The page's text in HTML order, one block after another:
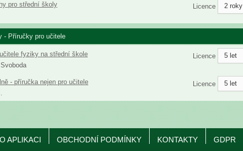
pro střední školy
Licence 2 roky
- Příručky pro učitele
fyziky na střední škole
Licence 5 let
- příručka nejen pro učitele
Licence 5 let
O APLIKACI OBCHODNÍ PODMÍNKY KONTAKTY GDPR